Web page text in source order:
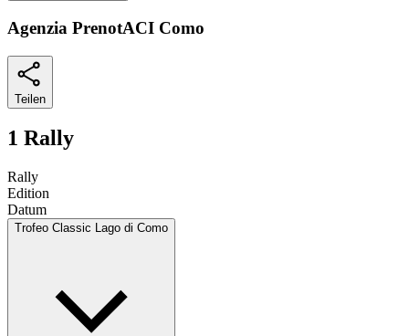
Agenzia PrenotACI Como
Teilen
1 Rally
Rally
Edition
Datum
Trofeo Classic Lago di Como